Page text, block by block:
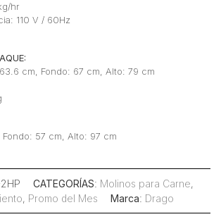
hr
110 V / 60Hz
cm, Fondo: 67 cm, Alto: 79 cm
Fondo: 57 cm, Alto: 97 cm
CATEGORÍAS: Molinos para Carne,
, Promo del Mes Marca: Drago